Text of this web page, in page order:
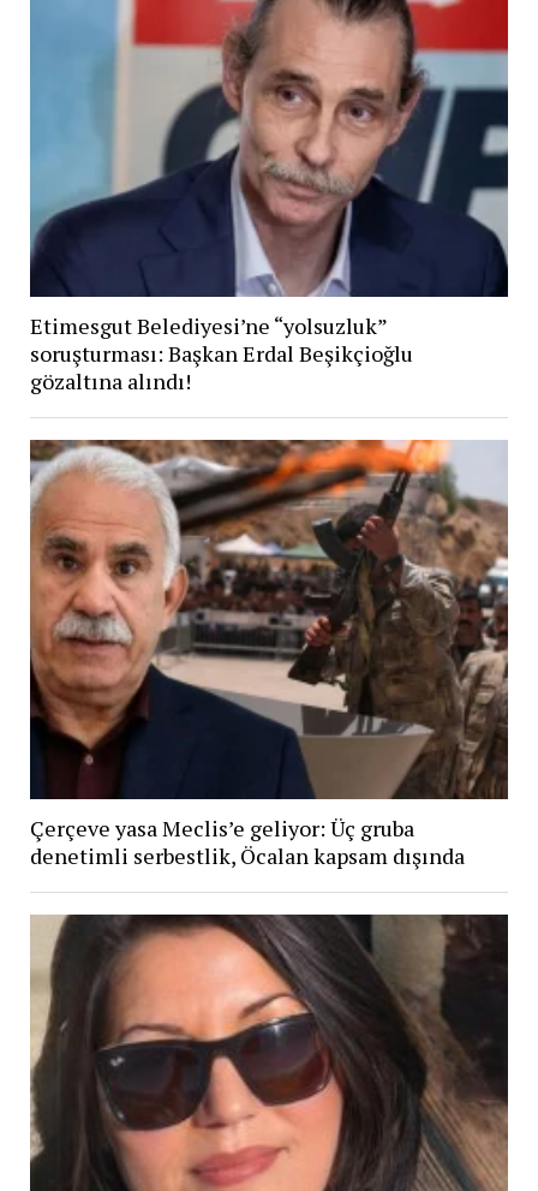
Etimesgut Belediyesi’ne “yolsuzluk”
soruşturması: Başkan Erdal Beşikçioğlu
gözaltına alındı!
Çerçeve yasa Meclis’e geliyor: Üç gruba
denetimli serbestlik, Öcalan kapsam dışında